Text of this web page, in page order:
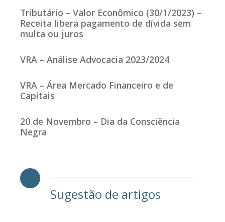
Tributário – Valor Econômico (30/1/2023) –
Receita libera pagamento de dívida sem
multa ou juros
VRA – Análise Advocacia 2023/2024
VRA – Área Mercado Financeiro e de
Capitais
20 de Novembro – Dia da Consciência
Negra
Sugestão de artigos